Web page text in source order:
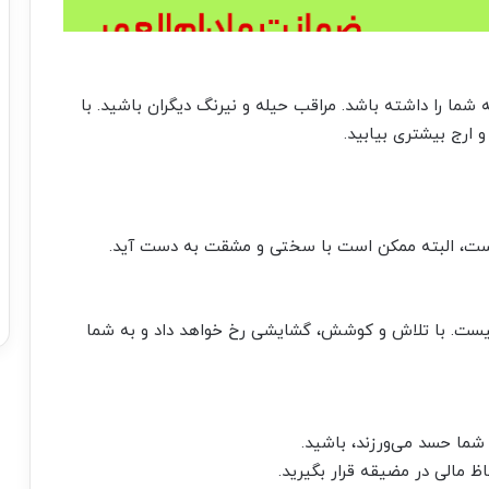
را داشته باشد. مراقب حیله و نیرنگ دیگران باشید. با
ارج بیشتری بیابید.
البته ممکن است با سختی و مشقت به دست آید.
نیست. با تلاش و کوشش، گشایشی رخ خواهد داد و به شما
حسد می‌ورزند، باشید.
مالی در مضیقه قرار بگیرید.